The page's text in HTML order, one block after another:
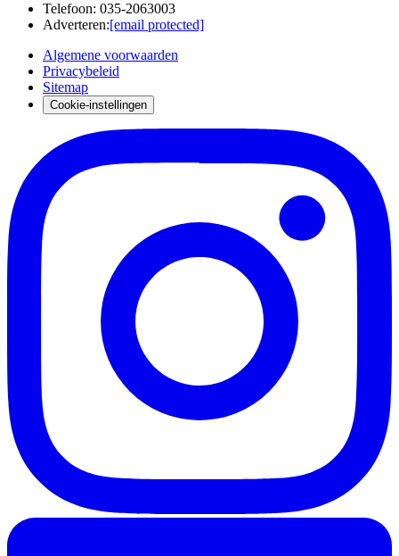
Telefoon: 035-2063003
Adverteren:[email protected]
Algemene voorwaarden
Privacybeleid
Sitemap
Cookie-instellingen